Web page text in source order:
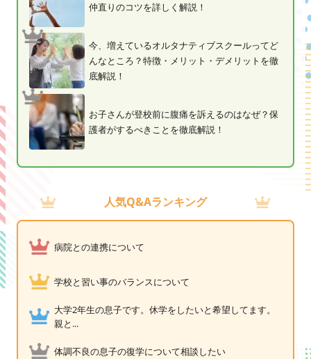
仲直りのコツを詳しく解説！
今、増えているオルタナティブスクールってど
んなところ？特徴・メリット・デメリットを徹
底解説！
お子さんが登校前に腹痛を訴えるのはなぜ？保
護者がするべきことを徹底解説！
人気Q&Aランキング
病院との連携について
学校と習い事のバランスについて
大学2年生の息子です。休学をしたいと希望してます。
親と...
体調不良の息子の復学について相談したい